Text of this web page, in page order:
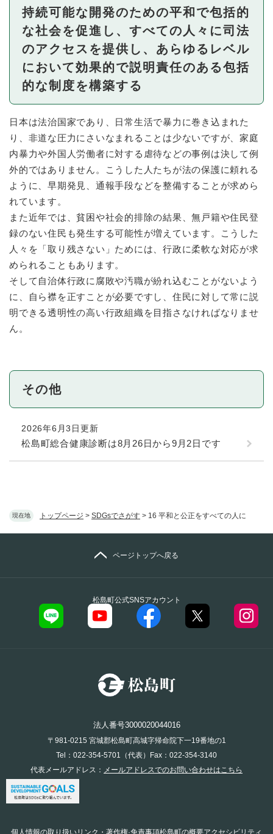
現在地 トップページ > SDGsでさがす > 16 平和と公正をすべての人に
持続可能な開発のための平和で包括的
な社会を促進し、すべての人々に司法
のアクセスを提供し、あらゆるレベル
において効果的で説明責任のある包括
的な制度を構築する
日本は法治国家であり、日常生活で暴力に巻き込まれた
り、非道な圧力にさいなまれることは少ないですが、家庭
内暴力や外国人労働者に対する虐待などの事例は決して例
外的ではありません。こうした人たちが法の保護に頼れる
ように、早期発見、通報手段などを整備することが求めら
れています。
また近年では、貧困や社会的排除の結果、無戸籍や住民登
録のない住民も発生する可能性が増えています。こうした
人々を「取り残さない」ためには、行政に柔軟な対応が求
められることもあります。
そして自治体行政に腐敗や汚職が紛れ込むことがないよう
に、自ら襟を正すことが必要ですし、住民に対して常に説
明できる透明性の高い行政組織を目指さなければなりませ
ん。
その他
2026年6月3日更新
松島町総合健康診断は8月26日から9月2日です
松島町公式SNSアカウント
ページトップへ戻る
法人番号3000020044016
〒981-0215 宮城郡松島町高城字帰命院下一19番地の1
Tel：022-354-5701（代表）Fax：022-354-3140
代表メールアドレス： メールアドレスでのお問い合わせはこちら
個人情報の取り扱いリンク・著作権·免責事項松島町の概要アクセシビリティ